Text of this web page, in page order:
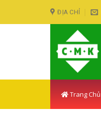
ĐỊA CHỈ
Trang Chủ